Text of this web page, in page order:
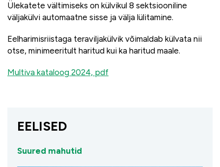
Ülekatete vältimiseks on külvikul 8 sektsiooniline
väljakülvi automaatne sisse ja välja lülitamine.
Eelharimisriistaga teraviljakülvik võimaldab külvata nii
otse, minimeeritult haritud kui ka haritud maale.
Multiva kataloog 2024, pdf
EELISED
Suured mahutid